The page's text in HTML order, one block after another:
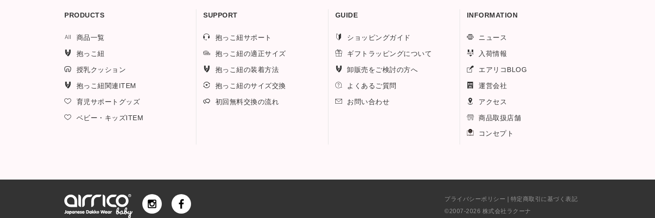
PRODUCTS
商品一覧
抱っこ紐
授乳クッション
抱っこ紐関連ITEM
育児サポートグッズ
ベビー・キッズITEM
SUPPORT
抱っこ紐サポート
抱っこ紐の適正サイズ
抱っこ紐の装着方法
抱っこ紐のサイズ交換
初回無料交換の流れ
GUIDE
ショッピングガイド
ギフトラッピングについて
卸販売をご検討の方へ
よくあるご質問
お問い合わせ
INFORMATION
ニュース
入荷情報
エアリコBLOG
運営会社
アクセス
商品取扱店舗
コンセプト
プライバシーポリシー
特定商取引に基づく表記
©2007-2026 株式会社ラクーナ